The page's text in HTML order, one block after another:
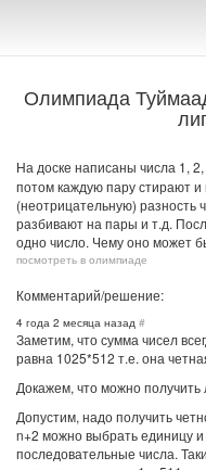
Олимпиада
На доске написаны числа 1, 2,
потом каждую пару стирают
(неотрицательную) разность
разбивают на пары и т.д.
одно число. Чему оно может
посмотреть в олимпиаде
Комментарий/решение:
4 года 2 месяца назад #
Заметим, что сумма чисел
равна 1025*512 т.е. она
Докажем, что можно
Допустим, надо получить
n+2 можно выбрать единицу
последовательные числа.